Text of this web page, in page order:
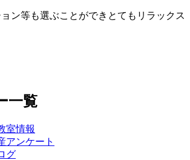
ョン等も選ぶことができとてもリラックス
室情報
アンケート
グ